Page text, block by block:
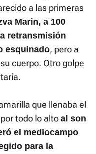
a las primeras
Marin, a 100
retransmisión
esquinado, pero a
cuerpo. Otro golpe
que llenaba el
todo lo alto al son
el mediocampo
para la